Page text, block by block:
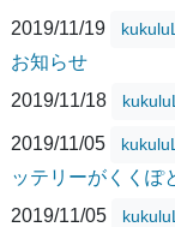
2019/11/19
お知らせ
2019/11/18
2019/11/05
ッテリーがくくぽ
2019/11/05